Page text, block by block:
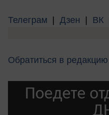
Телеграм | Дзен | ВК
Обратиться в